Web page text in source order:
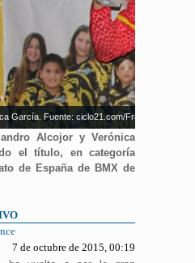
García. Fuente: ciclo21.com/Francisco Calvo
Alcojor y Verónica
el título, en categoría
de España de BMX de
7 de octubre de 2015, 00:19